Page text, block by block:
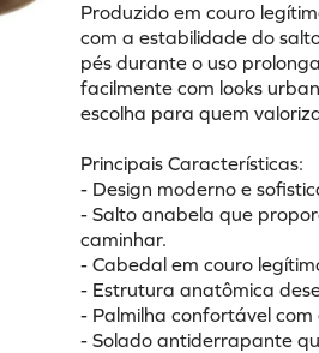
Produzido em couro
com a estabilidade do
pés durante o uso
facilmente com looks
escolha para quem
Principais Características:
- Design moderno e
- Salto anabela que
caminhar.
- Cabedal em couro
- Estrutura anatômica
- Palmilha confortável
- Solado antiderrapante